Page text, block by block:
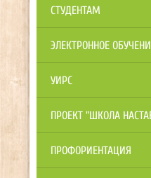
СТУДЕНТАМ
ЭЛЕКТРОННОЕ
УИРС
ПРОЕКТ "ШКОЛА
ПРОФОРИЕНТАЦИЯ